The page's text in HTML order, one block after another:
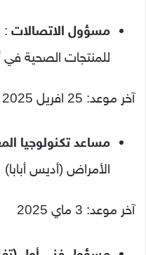
مسؤول الاتصالات :
للمنتجات الصحية في
آخر موعد: 25 افريل 2025
مساعد تكنولوجيا
الأمراض (أديس أبابا)
آخر موعد: 3 ماي 2025